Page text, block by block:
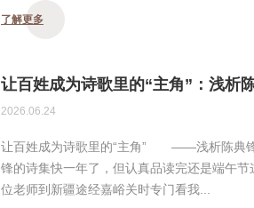
了解更多
让百姓成为诗歌里的“主角”：浅析
2026.06.24
让百姓成为诗歌里的“主角” ——浅析陈典
锋的诗集快一年了，但认真品读完还是端午
位老师到新疆途经嘉峪关时专门看我...